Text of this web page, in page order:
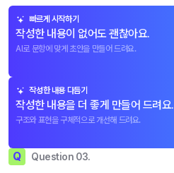
빠르게 시작하기
작성한 내용이 없어도 괜찮아요.
AI로 문항에 맞게 초안을 만들어 드려요.
작성한 내용 다듬기
작성한 내용을 더 좋게 만들어 드려요.
구조와 표현을 구체적으로 개선해 드려요.
Q Question 03.